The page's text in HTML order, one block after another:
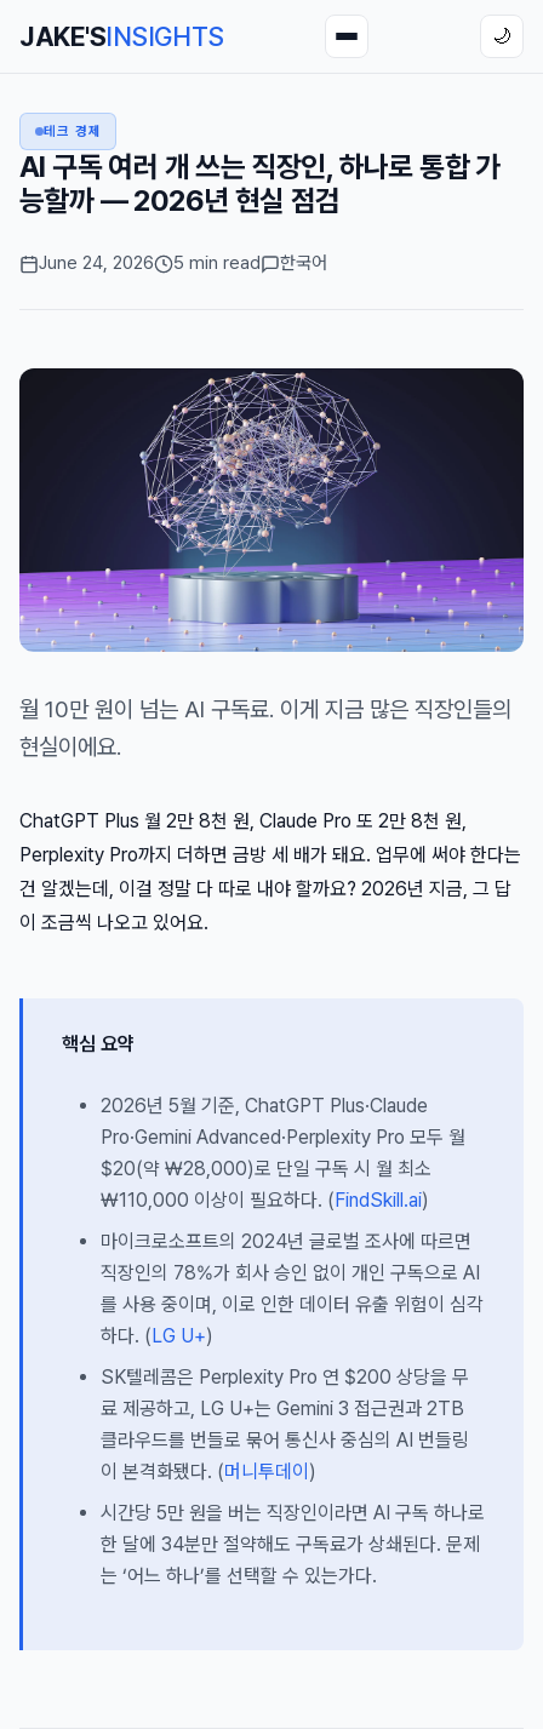
JAKE'SINSIGHTS 🌙
테크 경제
AI 구독 여러 개 쓰는 직장인, 하나로 통합 가
능할까 — 2026년 현실 점검
June 24, 2026 5 min read 한국어
월 10만 원이 넘는 AI 구독료. 이게 지금 많은 직장인들의
현실이에요.
ChatGPT Plus 월 2만 8천 원, Claude Pro 또 2만 8천 원,
Perplexity Pro까지 더하면 금방 세 배가 돼요. 업무에 써야 한다는
건 알겠는데, 이걸 정말 다 따로 내야 할까요? 2026년 지금, 그 답
이 조금씩 나오고 있어요.
핵심 요약
2026년 5월 기준, ChatGPT Plus·Claude
Pro·Gemini Advanced·Perplexity Pro 모두 월
$20(약 ₩28,000)로 단일 구독 시 월 최소
₩110,000 이상이 필요하다. (FindSkill.ai)
마이크로소프트의 2024년 글로벌 조사에 따르면
직장인의 78%가 회사 승인 없이 개인 구독으로 AI
를 사용 중이며, 이로 인한 데이터 유출 위험이 심각
하다. (LG U+)
SK텔레콤은 Perplexity Pro 연 $200 상당을 무
료 제공하고, LG U+는 Gemini 3 접근권과 2TB
클라우드를 번들로 묶어 통신사 중심의 AI 번들링
이 본격화됐다. (머니투데이 )
시간당 5만 원을 버는 직장인이라면 AI 구독 하나로
한 달에 34분만 절약해도 구독료가 상쇄된다. 문제
는 ‘어느 하나’를 선택할 수 있는가다.